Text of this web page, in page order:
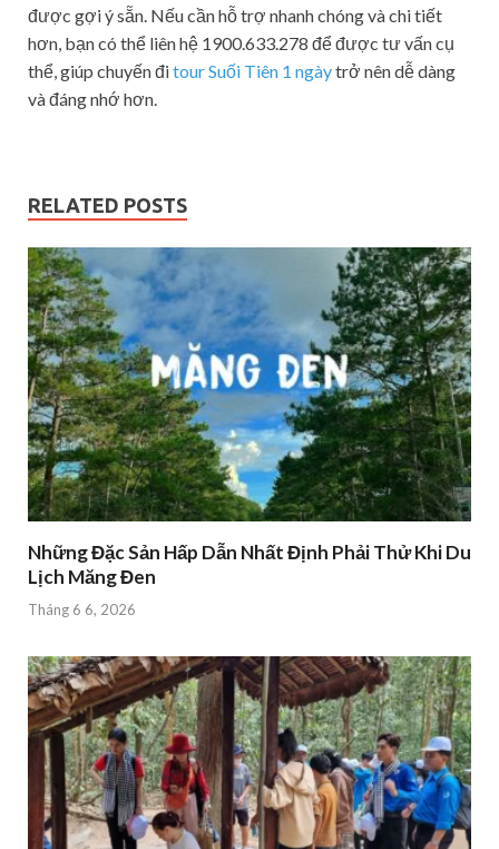
được gợi ý sẵn. Nếu cần hỗ trợ nhanh chóng và chi tiết
hơn, bạn có thể liên hệ 1900.633.278 để được tư vấn cụ
thể, giúp chuyến đitour Suối Tiên 1 ngàytrở nên dễ dàng
và đáng nhớ hơn.
RELATED POSTS
Những Đặc Sản Hấp Dẫn Nhất Định Phải Thử Khi Du
Lịch Măng Đen
Tháng 6 6, 2026